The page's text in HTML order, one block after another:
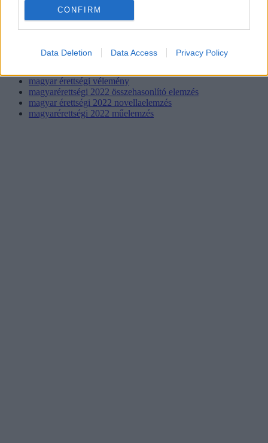
CONFIRM
Data Deletion Data Access Privacy Policy
magyar érettségi
magyar érettségi 2022
magyarérettségi 2022
magyar érettségi vélemény
magyarérettségi 2022 összehasonlító elemzés
magyar érettségi 2022 novellaelemzés
magyarérettségi 2022 műelemzés